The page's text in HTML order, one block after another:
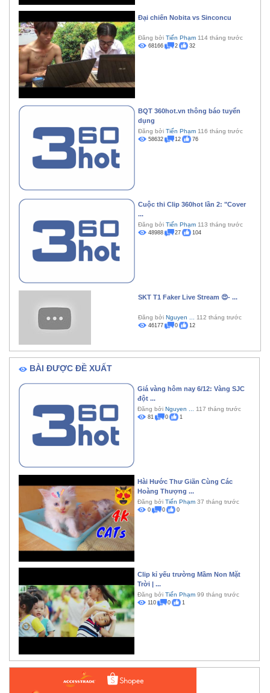
Đại chiến Nobita vs Sinconcu
Đăng bởi Tiến Phạm 114 tháng trước
68166 2 32
BQT 360hot.vn thông báo tuyển
dụng
Đăng bởi Tiến Phạm 116 tháng trước
58632 12 76
Cuộc thi Clip 360hot lần 2: "Cover
...
Đăng bởi Tiến Phạm 113 tháng trước
48988 27 104
SKT T1 Faker Live Stream 😍- ...
Đăng bởi Nguyen ... 112 tháng trước
46177 0 12
BÀI ĐƯỢC ĐỀ XUẤT
Giá vàng hôm nay 6/12: Vàng SJC
đột ...
Đăng bởi Nguyen ... 117 tháng trước
81 0 1
Hài Hước Thư Giãn Cùng Các
Hoàng Thượng ...
Đăng bởi Tiến Phạm 37 tháng trước
0 0 0
Clip kỉ yếu trường Mầm Non Mặt
Trời | ...
Đăng bởi Tiến Phạm 99 tháng trước
110 0 1